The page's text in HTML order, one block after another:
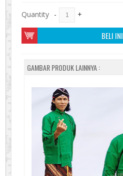
Quantity - +
BELI INI
GAMBAR PRODUK LAINNYA :